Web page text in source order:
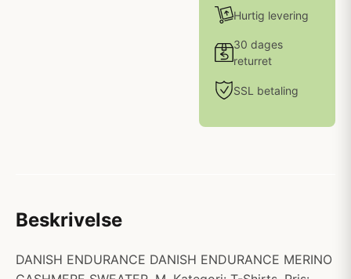
Hurtig levering
30 dages
returret
SSL betaling
Beskrivelse
DANISH ENDURANCE DANISH ENDURANCE MERINO